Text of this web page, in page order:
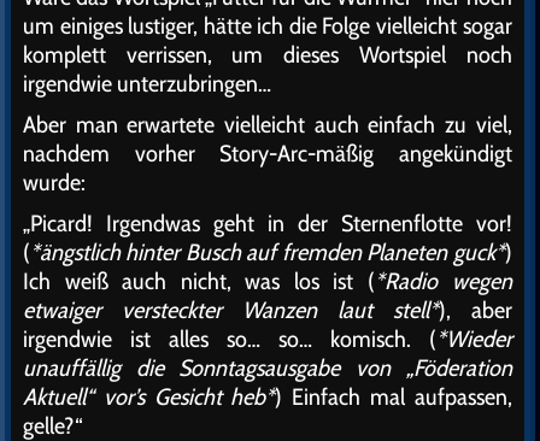
um einiges lustiger, hätte ich die Folge vielleicht sogar
komplett verrissen, um dieses Wortspiel noch
irgendwie unterzubringen…
Aber man erwartete vielleicht auch einfach zu viel,
nachdem vorher Story-Arc-mäßig angekündigt
wurde:
„Picard! Irgendwas geht in der Sternenflotte vor!
(*ängstlich hinter Busch auf fremden Planeten guck*)
Ich weiß auch nicht, was los ist (*Radio wegen
etwaiger versteckter Wanzen laut stell*), aber
irgendwie ist alles so… so… komisch. (*Wieder
unauffällig die Sonntagsausgabe von „Föderation
Aktuell“ vor’s Gesicht heb*) Einfach mal aufpassen,
gelle?“